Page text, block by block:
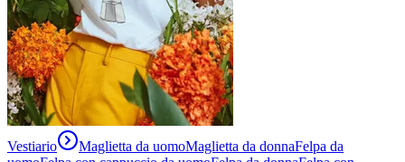
Vestiario Maglietta da uomoMaglietta da donnaFelpa da